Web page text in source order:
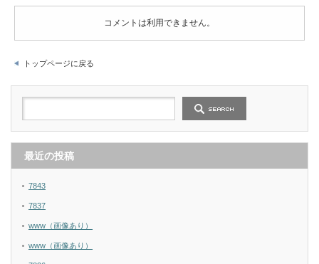
コメントは利用できません。
トップページに戻る
最近の投稿
7843
7837
www（画像あり）
www（画像あり）